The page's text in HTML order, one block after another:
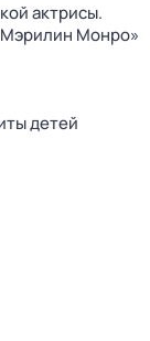
актрисы.
Монро»
детей